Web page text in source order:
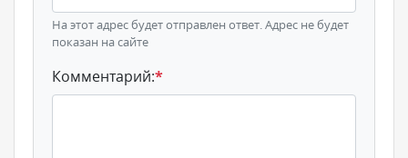
На этот адрес будет отправлен ответ. Адрес не будет
показан на сайте
Комментарий:*